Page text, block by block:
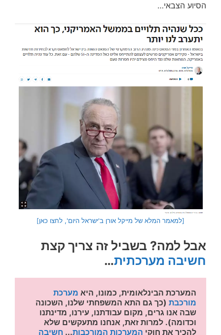
הסיוע הצבאי…
[למאמר המלא של מייקל אורן ב'ישראל היום', לחצו כאן]
אבל למה? בשביל זה צריך קצת
חשיבה מערכתית…
המערכת הבינלאומית, כמונו, היא
מורכבת
להכיר את חוקי המערכות המורכבות...